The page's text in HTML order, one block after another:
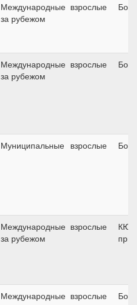
Международные
за рубежом
взрослые
Международные
за рубежом
взрослые
Муниципальные взрослые
Международные
за рубежом
взрослые
КЮР
Международные взрослые